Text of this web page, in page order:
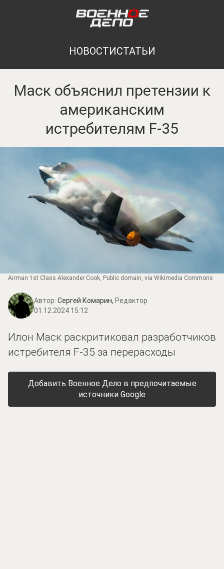
НОВОСТИСТАТЬИ
Маск объяснил претензии к
американским
истребителям F-35
Airman 1st Class Alexander Cook, Public domain, via Wikimedia Commons
Автор: Сергей Комарин, Редактор
01.12.2024 15:12
Илон Маск раскритиковал разработчиков
истребителя F-35 за перерасходы
Добавить Военное Дело в предпочитаемые
источники Google